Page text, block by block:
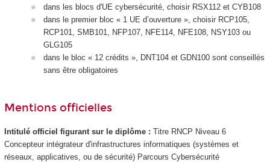
dans les blocs d'UE cybersécurité, choisir RSX112 et CYB108
dans le premier bloc « 1 UE d’ouverture », choisir RCP105,
RCP101, SMB101, NFP107, NFE114, NFE108, NSY103 ou
GLG105
dans le bloc « 12 crédits », DNT104 et GDN100 sont conseillés
sans être obligatoires
Mentions officielles
Intitulé officiel figurant sur le diplôme : Titre RNCP Niveau 6
Concepteur intégrateur d'infrastructures informatiques (systèmes et
réseaux, applicatives, ou de sécurité) Parcours Cybersécurité